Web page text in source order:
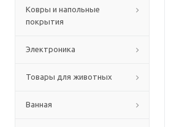
Ковры и напольные
покрытия
Электроника
Товары для животных
Ванная